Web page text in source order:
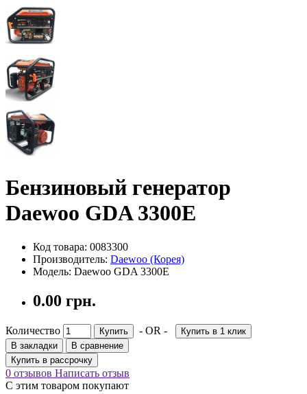
Бензиновый генератор
Daewoo GDA 3300E
Код товара: 0083300
Производитель: Daewoo (Корея)
Модель: Daewoo GDA 3300Е
0.00 грн.
Количество Купить - OR -
Купить в 1 клик
В закладки
В сравнение
Купить в рассрочку
0 отзывов Написать отзыв
С этим товаром покупают